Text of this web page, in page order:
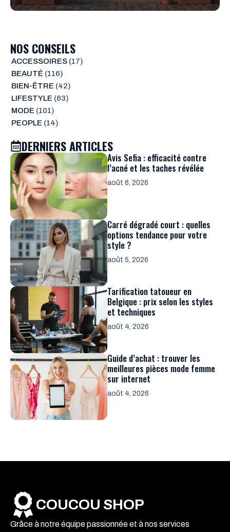
NOS CONSEILS
ACCESSOIRES(17)
BEAUTÉ (116)
BIEN-ÊTRE (42)
LIFESTYLE (63)
MODE (101)
PEOPLE (14)
DERNIERS ARTICLES
Avis Sefia : efficacité contre
l’acné et les taches révélée
août 6, 2026
Carré dégradé court : quelles
options tendance pour votre
style ?
août 5, 2026
Tarification tatoueur en
Belgique : prix selon les styles
et techniques
août 4, 2026
Guide d’achat : trouver les
meilleures pièces mode femme
sur internet
août 4, 2026
COUCOU SHOP
Grâce à notre équipe passionnée et à nos services